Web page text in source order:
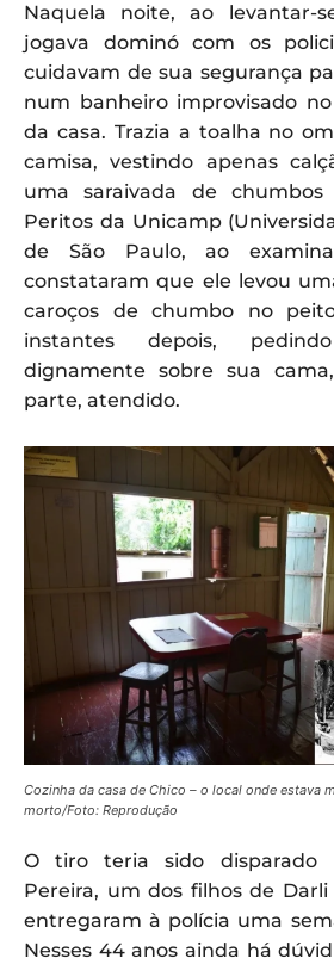
Naquela noite, ao levantar-
jogava dominó com os
cuidavam de sua segurança
num banheiro improvisado
da casa. Trazia a toalha no
camisa, vestindo apenas
uma saraivada de
Peritos da Unicamp
de São Paulo, ao
constataram que ele levou
caroços de chumbo no
instantes depois,
dignamente sobre sua
parte, atendido.
Cozinha da casa de Chico – o local onde estava
morto/Foto: Reprodução
O tiro teria sido disparado
Pereira, um dos filhos de Darli
entregaram à polícia uma
Nesses 44 anos ainda há